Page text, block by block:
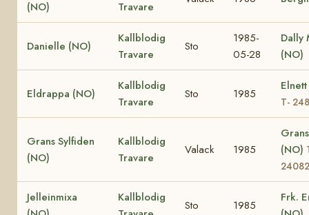
(NO)
Travare
Danielle (NO)
Kallblodig
Travare
Sto
1985-
05-28
Dally
(NO)
Eldrappa (NO)
Kallblodig
Travare
Sto 1985
T-
Grans Sylfiden
(NO)
Kallblodig
Travare
Valack 1985
(NO)
24082
Jelleinmixa
Kallblodig
Sto 1985
Frk.